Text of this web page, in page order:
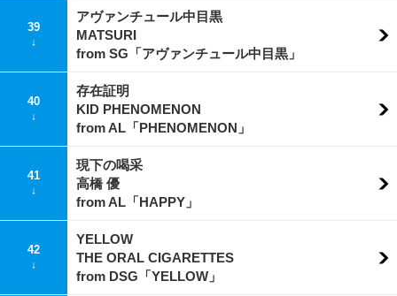
39
↓
アヴァンチュール中目黒
MATSURI
from SG「アヴァンチュール中目黒」
40
↓
存在証明
KID PHENOMENON
from AL「PHENOMENON」
41
↓
現下の喝采
高橋 優
from AL「HAPPY」
42
↓
YELLOW
THE ORAL CIGARETTES
from DSG「YELLOW」